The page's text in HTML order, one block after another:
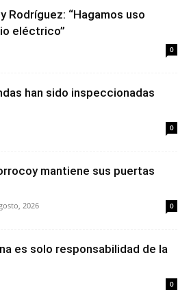
Rodríguez: “Hagamos uso
eléctrico”
0
han sido inspeccionadas
0
mantiene sus puertas
2026 0
es solo responsabilidad de la
0